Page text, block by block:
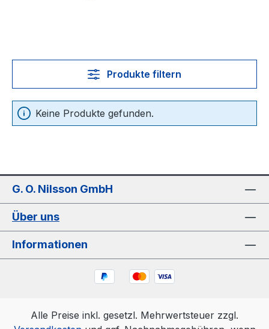
Produkte filtern
Keine Produkte gefunden.
G. O. Nilsson GmbH
Über uns
Informationen
Alle Preise inkl. gesetzl. Mehrwertsteuer zzgl.